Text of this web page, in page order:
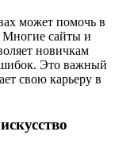
может помочь в
Многие сайты и
новичкам
Это важный
свою карьеру в